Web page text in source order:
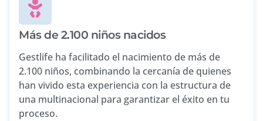
Más de 2.100 niños nacidos
Gestlife ha facilitado el nacimiento de más de
2.100 niños, combinando la cercanía de quienes
han vivido esta experiencia con la estructura de
una multinacional para garantizar el éxito en tu
proceso.